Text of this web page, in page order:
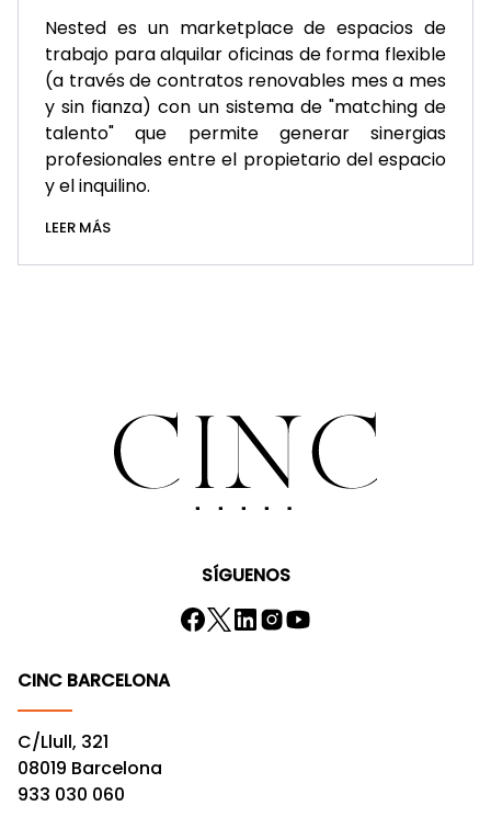
Nested es un marketplace de espacios de
trabajo para alquilar oficinas de forma flexible
(a través de contratos renovables mes a mes
y sin fianza) con un sistema de "matching de
talento" que permite generar sinergias
profesionales entre el propietario del espacio
y el inquilino.
LEER MÁS
SÍGUENOS
CINC BARCELONA
C/Llull, 321
08019 Barcelona
933 030 060